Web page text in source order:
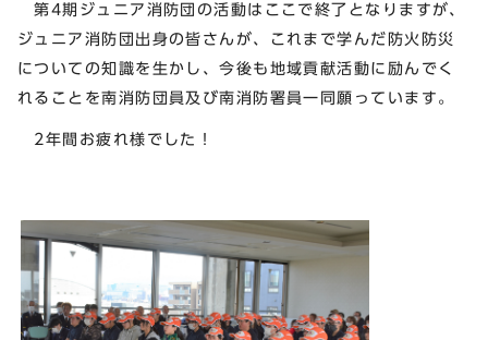
第4期ジュニア消防団の活動はここで終了となりますが、
ジュニア消防団出身の皆さんが、これまで学んだ防火防災
についての知識を生かし、今後も地域貢献活動に励んでく
れることを南消防団員及び南消防署員一同願っています。
2年間お疲れ様でした！